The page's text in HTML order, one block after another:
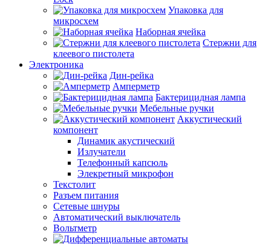
Упаковка для
микросхем
Наборная ячейка
Стержни для
клеевого пистолета
Электроника
Дин-рейка
Амперметр
Бактерицидная лампа
Мебельные ручки
Аккустический
компонент
Динамик акустический
Излучатели
Телефонный капсюль
Элекретный микрофон
Текстолит
Разъем питания
Сетевые шнуры
Автоматический выключатель
Вольтметр